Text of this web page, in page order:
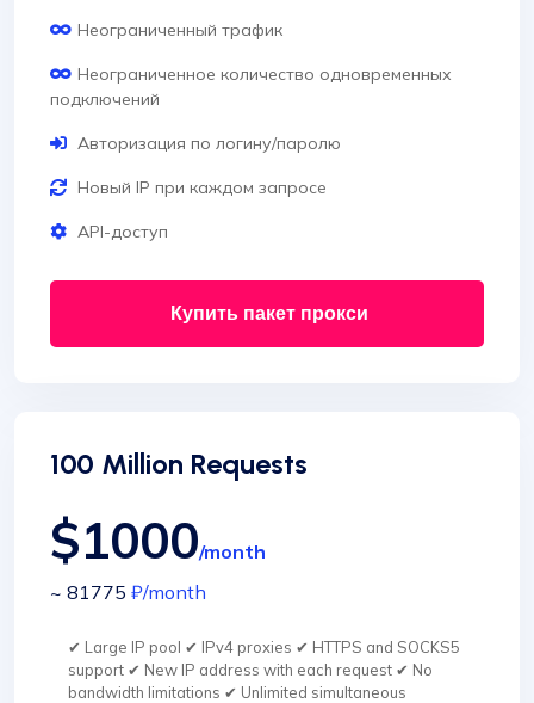
Неограниченный трафик
Неограниченное количество одновременных
подключений
Авторизация по логину/паролю
Новый IP при каждом запросе
API-доступ
Купить пакет прокси
100 Million Requests
$1000/month
~ 81775 ₽/month
✔ Large IP pool ✔ IPv4 proxies ✔ HTTPS and SOCKS5
support ✔ New IP address with each request ✔ No
bandwidth limitations ✔ Unlimited simultaneous